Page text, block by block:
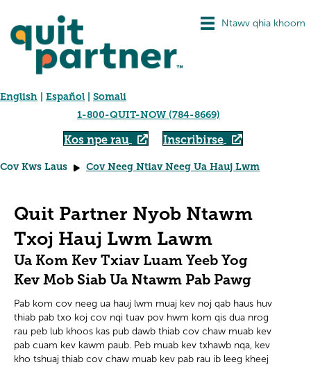
Ntawv qhia khoom
English Español
Somali
1-800-QUIT-NOW (784-8669)
Kos npe rau Inscribirse
Cov Kws Laus Cov Neeg Ntiav Neeg Ua Hauj Lwm
Quit Partner Nyob Ntawm
Txoj Hauj Lwm Lawm
Ua Kom Kev Txiav Luam Yeeb Yog
Kev Mob Siab Ua Ntawm Pab Pawg
Pab kom cov neeg ua hauj lwm muaj kev noj qab haus huv
thiab pab txo koj cov nqi tuav pov hwm kom qis dua nrog
rau peb lub khoos kas pub dawb thiab cov chaw muab kev
pab cuam kev kawm paub. Peb muab kev txhawb nqa, kev
kho tshuaj thiab cov chaw muab kev pab rau ib leeg kheej